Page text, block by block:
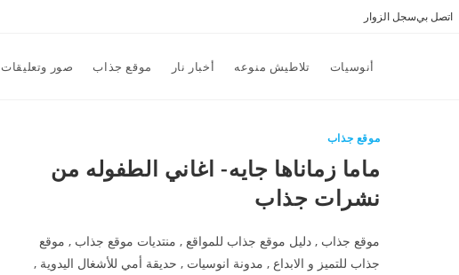
اتصل بيسجل الزوار
أنوسيات تلاطيش منوعه أخبار نار موقع جذاب صور وتعليقات
موقع جذاب
ماما زماناها جايه- اغاني الطفوله من
نشرات جذاب
موقع جذاب , دليل موقع جذاب للمواقع , منتديات موقع جذاب , موقع
جذاب للتميز و الابداع , مدونة انوسيات , حديقة أمي للأشغال اليدوية ,